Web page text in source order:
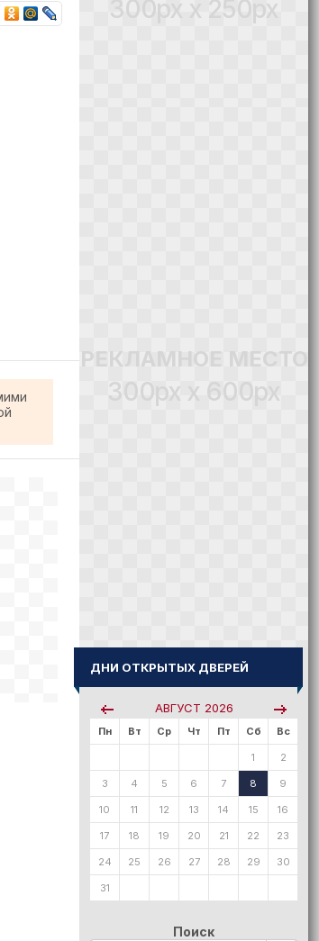
300px x 250px
РЕКЛАМНОЕ МЕСТО
300px x 600px
ДНИ ОТКРЫТЫХ ДВЕРЕЙ
АВГУСТ 2026
Пн Вт Ср Чт Пт Сб Вс
1 2
3 4 5 6 7 8 9
10 11 12 13 14 15 16
17 18 19 20 21 22 23
24 25 26 27 28 29 30
31
Поиск